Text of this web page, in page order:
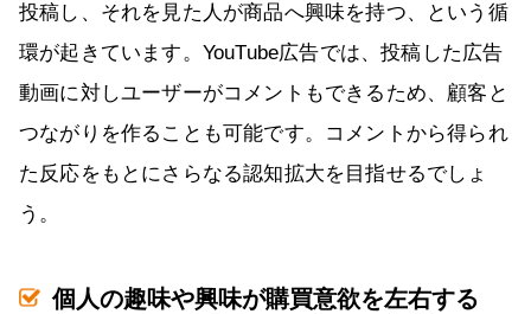
投稿し、それを見た人が商品へ興味を持つ、という循
環が起きています。YouTube広告では、投稿した広告
動画に対しユーザーがコメントもできるため、顧客と
つながりを作ることも可能です。コメントから得られ
た反応をもとにさらなる認知拡大を目指せるでしょ
う。
個人の趣味や興味が購買意欲を左右する